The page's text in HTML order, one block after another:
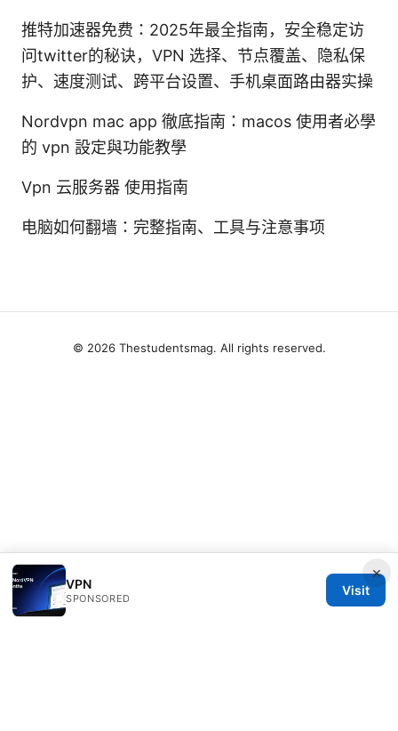
推特加速器免费：2025年最全指南，安全稳定访
问twitter的秘诀，VPN 选择、节点覆盖、隐私保
护、速度测试、跨平台设置、手机桌面路由器实操
Nordvpn mac app 徹底指南：macos 使用者必學
的 vpn 設定與功能教學
Vpn 云服务器 使用指南
电脑如何翻墙：完整指南、工具与注意事项
×
VPN
SPONSORED
Visit
© 2026 Thestudentsmag. All rights reserved.